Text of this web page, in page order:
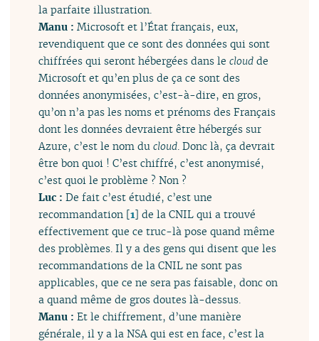
la parfaite illustration.
Manu :Microsoft et l’État français, eux,
revendiquent que ce sont des données qui sont
chiffrées qui seront hébergées dans lecloud de
Microsoft et qu’en plus de ça ce sont des
données anonymisées, c’est-à-dire, en gros,
qu’on n’a pas les noms et prénoms des Français
dont les données devraient être hébergés sur
Azure, c’est le nom ducloud . Donc là, ça devrait
être bon quoi ! C’est chiffré, c’est anonymisé,
c’est quoi le problème ? Non ?
Luc :De fait c’est étudié, c’est une
recommandation [1] de la CNIL qui a trouvé
effectivement que ce truc-là pose quand même
des problèmes. Il y a des gens qui disent que les
recommandations de la CNIL ne sont pas
applicables, que ce ne sera pas faisable, donc on
a quand même de gros doutes là-dessus.
Manu :Et le chiffrement, d’une manière
générale, il y a la NSA qui est en face, c’est la